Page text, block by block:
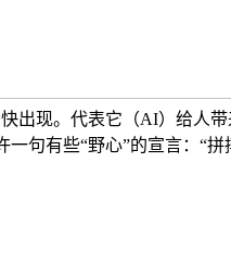
出现。代表它（AI）给人
句有些“野心”的宣言：“